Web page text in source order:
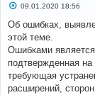
С
о
б
щ
е
н
и
е
09.01.2020 18:56
Об ошибках,
этой теме.
Ошибками
подтвержденная
требующая
расширений,